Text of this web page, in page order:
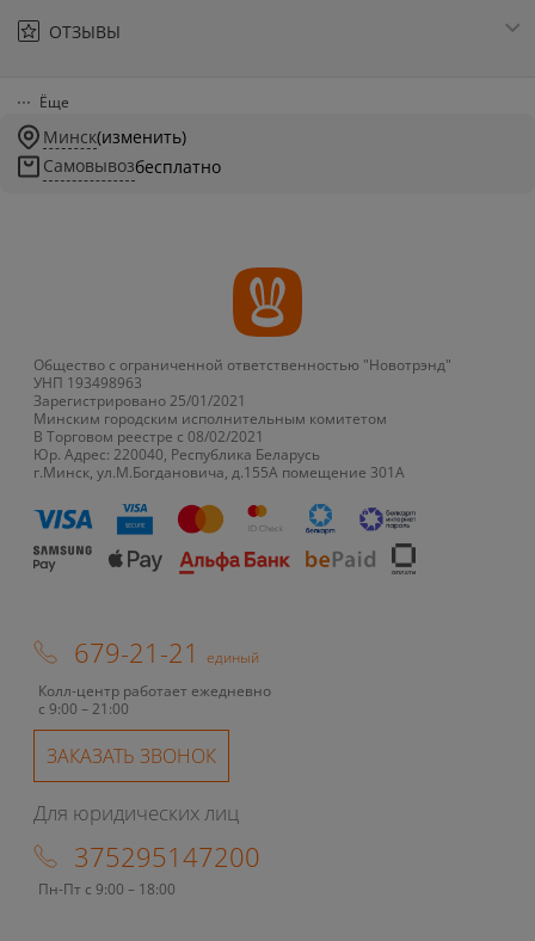
ОТЗЫВЫ
наушников АТ Type-C -
3.5 мм
1.93руб/мес
Стоимость:17.00
Вернём до 2.90
устройство DP TC-145
3.74 руб/мес
Стоимость:
2
Ёще
Минск(изменить)
Самовывозбесплатно
Общество с ограниченной ответственностью "Новотрэнд"
УНП 193498963
Зарегистрировано 25/01/2021
Минским городским исполнительным комитетом
В Торговом реестре с 08/02/2021
Юр. Адрес: 220040, Республика Беларусь
г.Минск, ул.М.Богдановича, д.155А помещение 301А
679-21-21
единый
Колл-центр работает ежедневно
с 9:00 – 21:00
ЗАКАЗАТЬ ЗВОНОК
Для юридических лиц
375295147200
Пн-Пт с 9:00 – 18:00